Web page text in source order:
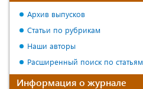
Архив выпусков
Статьи по рубрикам
Наши авторы
Расширенный поиск по статьям
Информация о журнале